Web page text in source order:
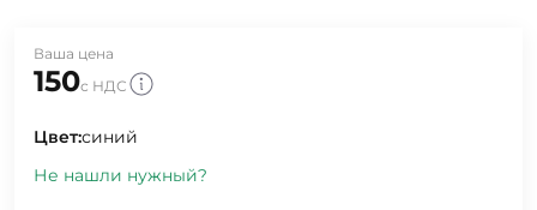
Ваша цена
150с НДС
Цвет:синий
Не нашли нужный?